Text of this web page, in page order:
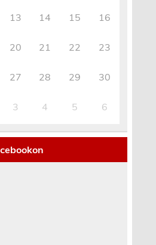
13 14 15 16
20 21 22 23
27 28 29 30
3 4 5 6